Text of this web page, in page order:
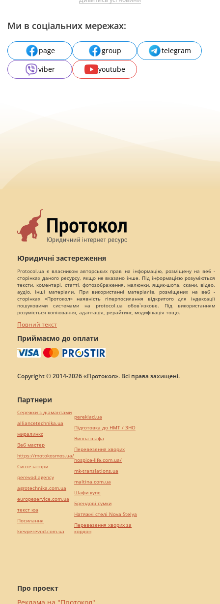
Ми в соціальних мережах:
page group
telegram
viber
youtube
Юридичні застереження
Protocol.ua є власником авторських прав на інформацію, розміщену на веб -
сторінках даного ресурсу, якщо не вказано інше. Під інформацією розуміються
тексти, коментарі, статті, фотозображення, малюнки, ящик-шота, скани, відео,
аудіо, інші матеріали. При використанні матеріалів, розміщених на веб -
сторінках «Протокол» наявність гіперпосилання відкритого для індексації
пошуковими системами на protocol.ua обов`язкове. Під використанням
розуміється копіювання, адаптація, рерайтинг, модифікація тощо.
Повний текст
Приймаємо до оплати
Copyright © 2014-2026 «Протокол». Всі права захищені.
Про проект
Реклама на "Протокол"
Партнери
Сережки з діамантами
alliancetechnika.ua
миралинкс
Веб мастер
https://motokosmos.ua/
Синтезатори
perevod.agency
agrotechnika.com.ua
europeservice.com.ua
текст юа
Посилання
kievperevod.com.ua
pereklad.ua
Підготовка до НМТ / ЗНО
Винна шафа
Перевезення хворих
hospice-life.com.ua/
mk-translations.ua
maltina.com.ua
Шафи купе
Брендові сумки
Натяжні стелі Nova Stelya
Перевезення хворих за
кордон